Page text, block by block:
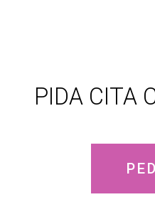
PIDA CITA